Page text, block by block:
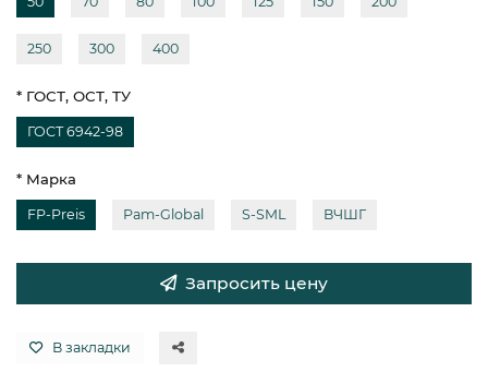
250 300 400
* ГОСТ, ОСТ, ТУ
ГОСТ 6942-98
* Марка
FP-Preis Pam-Global S-SML ВЧШГ
Запросить цену
В закладки